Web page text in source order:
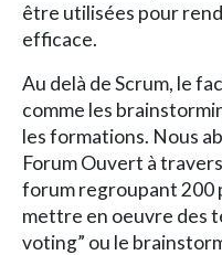
être utilisées pour
efficace.
Au delà de Scrum, le
comme les
les formations. Nous
Forum Ouvert à
forum regroupant 200
mettre en oeuvre des
voting” ou le